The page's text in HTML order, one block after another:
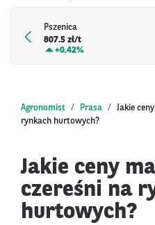
Pszenica
807.5 zł/t
+0.42%
Agronomist Prasa
Jakie
rynkach hurtowych?
Jakie ceny
czereśni na
hurtowych?